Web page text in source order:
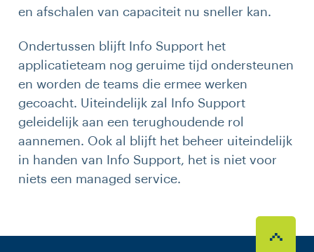
en afschalen van capaciteit nu sneller kan.
Ondertussen blijft Info Support het
applicatieteam nog geruime tijd ondersteunen
en worden de teams die ermee werken
gecoacht. Uiteindelijk zal Info Support
geleidelijk aan een terughoudende rol
aannemen. Ook al blijft het beheer uiteindelijk
in handen van Info Support, het is niet voor
niets een managed service.